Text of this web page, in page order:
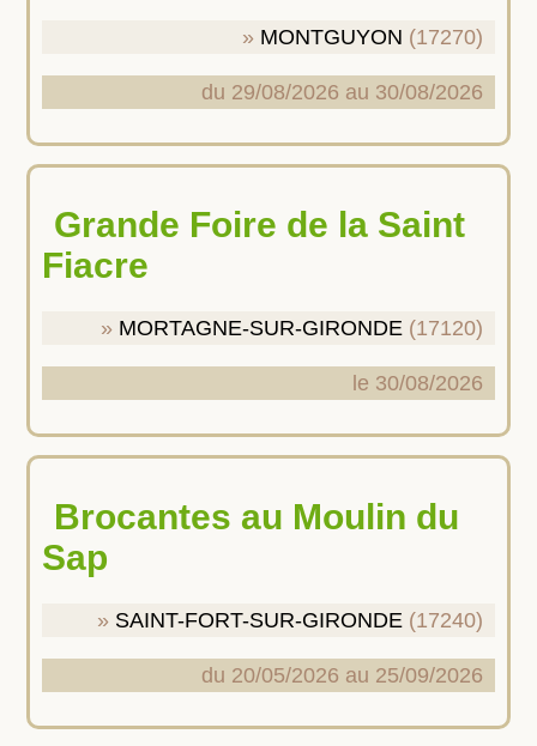
MONTGUYON (17270)
du 29/08/2026 au 30/08/2026
Grande Foire de la Saint
Fiacre
MORTAGNE-SUR-GIRONDE (17120)
le 30/08/2026
Brocantes au Moulin du
Sap
SAINT-FORT-SUR-GIRONDE (17240)
du 20/05/2026 au 25/09/2026